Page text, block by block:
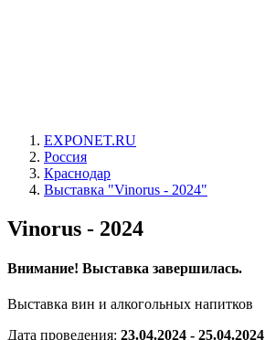
EXPONET.RU
Россия
Краснодар
Выставка "Vinorus - 2024"
Vinorus - 2024
Внимание! Выставка завершилась.
Выставка вин и алкогольных напитков
Дата проведения: 23.04.2024 - 25.04.2024